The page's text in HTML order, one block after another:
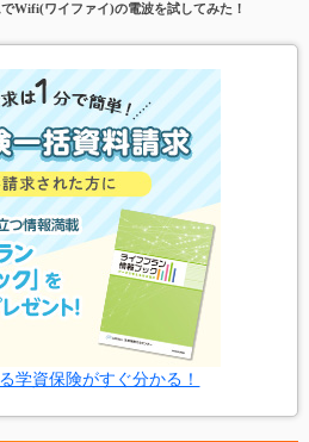
Wifi(ワイファイ)の電波を試してみた！
学資保険がすぐ分かる！